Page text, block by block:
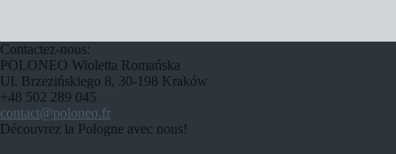
Contactez-nous:
POLONEO Wioletta Romańska
Ul. Brzezińskiego 8, 30-198 Kraków
+48 502 289 045
contact@poloneo.fr
Découvrez la Pologne avec nous!